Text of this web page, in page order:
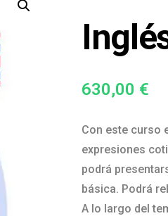
630,00 €
Con este curso
expresiones
podrá
básica. Podrá
A lo largo del